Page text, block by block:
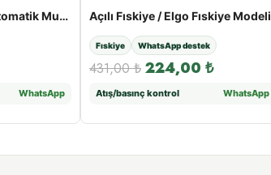
Medalyan MD 304 Otomatik Musluk Adaptörü (Kelepçeli)
WhatsApp
Açılı Fıskiye / Elgo Fıskiye Modeli
Fıskiye WhatsApp destek
431,00₺ 224,00 ₺
Atış/basınç kontrol WhatsApp